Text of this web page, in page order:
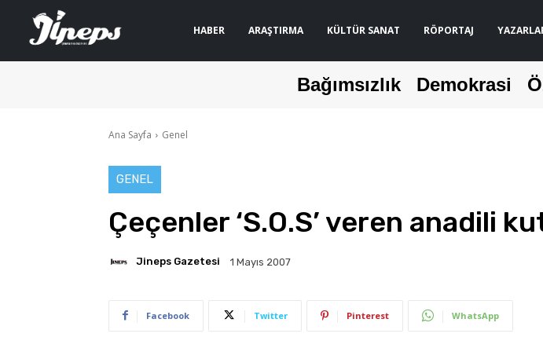
HABER ARAŞTIRMA KÜLTÜR SANAT RÖPORTAJ
Bağımsızlık Demokrasi
Ana Sayfa Genel
GENEL
Çeçenler ‘S.O.S’ veren anadili
Jineps Gazetesi 1 Mayıs 2007
Facebook Twitter Pinterest WhatsApp